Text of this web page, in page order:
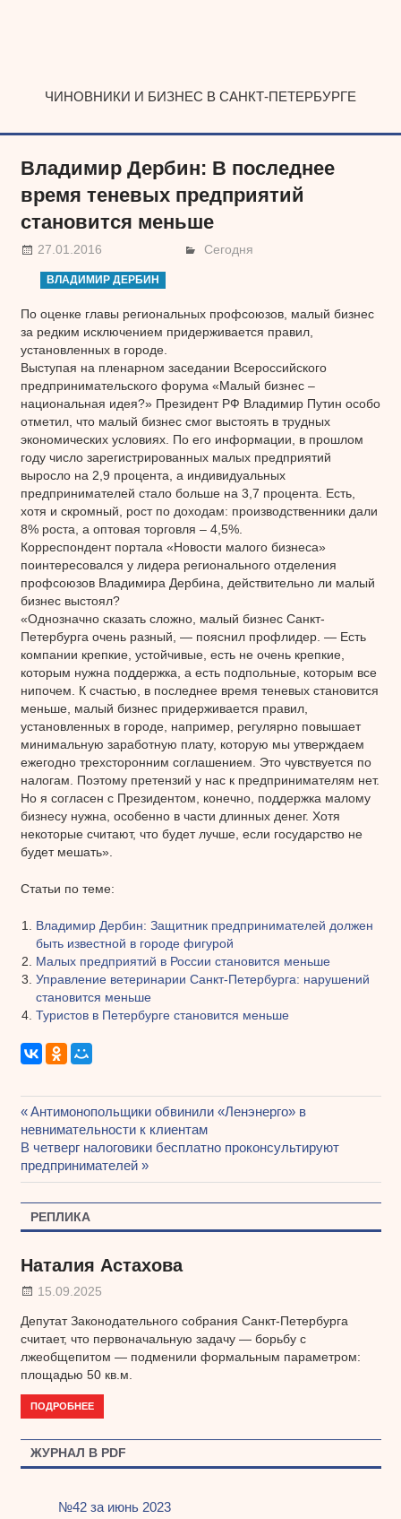
ЧИНОВНИКИ И БИЗНЕС В САНКТ-ПЕТЕРБУРГЕ
Владимир Дербин: В последнее
время теневых предприятий
становится меньше
27.01.2016 Сегодня
ВЛАДИМИР ДЕРБИН
По оценке главы региональных профсоюзов, малый бизнес
за редким исключением придерживается правил,
установленных в городе.
Выступая на пленарном заседании Всероссийского
предпринимательского форума «Малый бизнес –
национальная идея?» Президент РФ Владимир Путин особо
отметил, что малый бизнес смог выстоять в трудных
экономических условиях. По его информации, в прошлом
году число зарегистрированных малых предприятий
выросло на 2,9 процента, а индивидуальных
предпринимателей стало больше на 3,7 процента. Есть,
хотя и скромный, рост по доходам: производственники дали
8% роста, а оптовая торговля – 4,5%.
Корреспондент портала «Новости малого бизнеса»
поинтересовался у лидера регионального отделения
профсоюзов Владимира Дербина, действительно ли малый
бизнес выстоял?
«Однозначно сказать сложно, малый бизнес Санкт-
Петербурга очень разный, — пояснил профлидер. — Есть
компании крепкие, устойчивые, есть не очень крепкие,
которым нужна поддержка, а есть подпольные, которым все
нипочем. К счастью, в последнее время теневых становится
меньше, малый бизнес придерживается правил,
установленных в городе, например, регулярно повышает
минимальную заработную плату, которую мы утверждаем
ежегодно трехсторонним соглашением. Это чувствуется по
налогам. Поэтому претензий у нас к предпринимателям нет.
Но я согласен с Президентом, конечно, поддержка малому
бизнесу нужна, особенно в части длинных денег. Хотя
некоторые считают, что будет лучше, если государство не
будет мешать».
Статьи по теме:
Владимир Дербин: Защитник предпринимателей должен
быть известной в городе фигурой
Малых предприятий в России становится меньше
Управление ветеринарии Санкт-Петербурга: нарушений
становится меньше
Туристов в Петербурге становится меньше
Навигация
по
записям
Предыдущая
запись:
Антимонопольщики обвинили «Ленэнерго» в
невнимательности к клиентам
Следующая
запись:
В четверг налоговики бесплатно проконсультируют
предпринимателей
РЕПЛИКА
Наталия Астахова
15.09.2025
Депутат Законодательного собрания Санкт-Петербурга
считает, что первоначальную задачу — борьбу с
лжеобщепитом — подменили формальным параметром:
площадью 50 кв.м.
ПОДРОБНЕЕ
ЖУРНАЛ В PDF
№42 за июнь 2023